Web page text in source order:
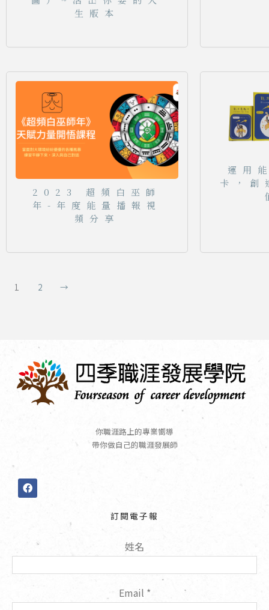
生版本
2023 超頻白巫師
年-年度能量播報視
頻分享
運用
卡，創
1 2 →
你職涯路上的專業嚮導
帶你做自己的職涯發展師
F
a
c
訂閱電子報
姓名
Email *